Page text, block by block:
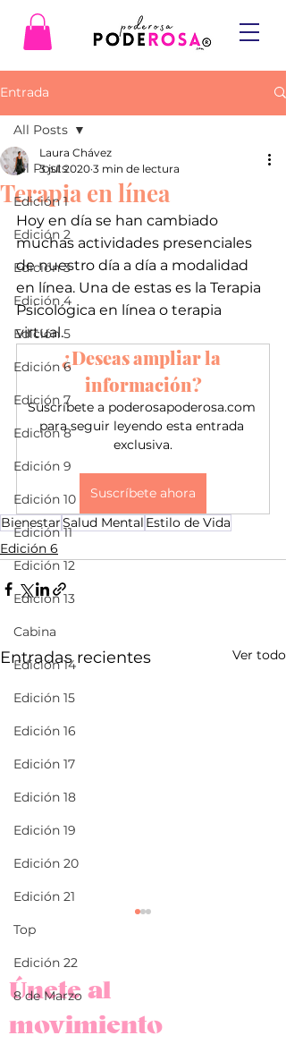
Entrada
All Posts
Edición 1
Edición 2
Edición 3
Edición 4
Edición 5
Edición 6
Edición 7
Edición 8
Edición 9
Edición 10
Edición 11
Edición 12
Edición 13
Cabina
Edición 14
Edición 15
Edición 16
Edición 17
Edición 18
Edición 19
Edición 20
Edición 21
Top
Edición 22
8 de Marzo
All Posts
Terapia en línea
Laura Chávez
3 jul 2020 3 min de lectura
Hoy en día se han cambiado
muchas actividades presenciales
de nuestro día a día a modalidad
en línea. Una de estas es la Terapia
Psicológica en línea o terapia
virtual.
¿Deseas ampliar la
información?
Suscríbete a poderosapoderosa.com
para seguir leyendo esta entrada
exclusiva.
Suscríbete ahora
BienestarSalud Mental Estilo de Vida
Edición 6
Entradas recientes Ver todo
Únete al
movimiento